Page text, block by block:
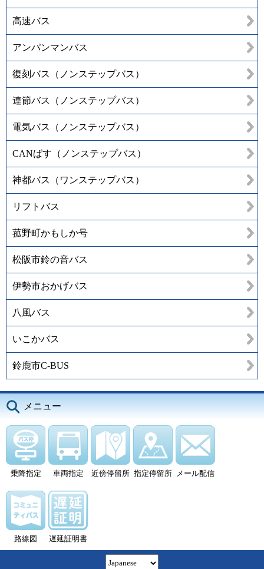
高速バス
アンパンマンバス
復刻バス（ノンステップバス）
連節バス（ノンステップバス）
電気バス（ノンステップバス）
CANばす（ノンステップバス）
神都バス（ワンステップバス）
リフトバス
菰野町かもしか号
松阪市鈴の音バス
伊勢市おかげバス
八風バス
いこかバス
鈴鹿市C-BUS
メニュー
乗降指定 車両指定 近傍停留所 指定停留所 メール配信
路線図 遅延証明書